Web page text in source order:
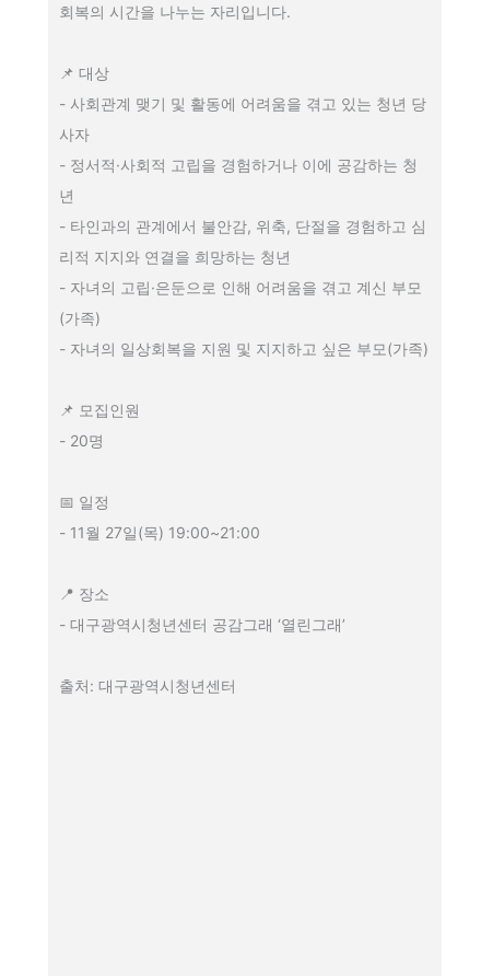
회복의 시간을 나누는 자리입니다.
📌 대상
- 사회관계 맺기 및 활동에 어려움을 겪고 있는 청년 당
사자
- 정서적·사회적 고립을 경험하거나 이에 공감하는 청
년
- 타인과의 관계에서 불안감, 위축, 단절을 경험하고 심
리적 지지와 연결을 희망하는 청년
- 자녀의 고립·은둔으로 인해 어려움을 겪고 계신 부모
(가족)
- 자녀의 일상회복을 지원 및 지지하고 싶은 부모(가족)
📌 모집인원
- 20명
📅 일정
- 11월 27일(목) 19:00~21:00
📍 장소
- 대구광역시청년센터 공감그래 ‘열린그래’
출처: 대구광역시청년센터